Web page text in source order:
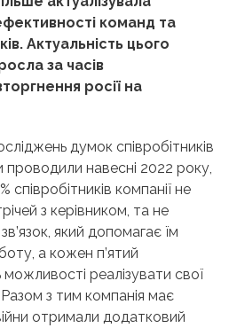
команд та
Актуальність цього
за часів
росії на
думок співробітників
проводили навесні 2022 року,
компанії не
з керівником, та не
який допомагає їм
а кожен п’ятий
можливості реалізувати свої
Разом з тим компанія має
війни отримали додатковий